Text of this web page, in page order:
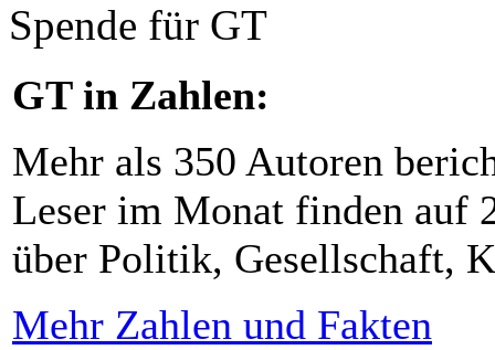
Spende für GT
GT in Zahlen:
Mehr als 350 Autoren
Leser im Monat finden auf
über Politik, Gesellschaft,
Mehr Zahlen und Fakten